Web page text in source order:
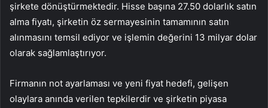
şirkete dönüştürmektedir. Hisse başına 27.50 dolarlık satın
alma fiyatı, şirketin öz sermayesinin tamamının satın
alınmasını temsil ediyor ve işlemin değerini 13 milyar dolar
olarak sağlamlaştırıyor.
Firmanın not ayarlaması ve yeni fiyat hedefi, gelişen
olaylara anında verilen tepkilerdir ve şirketin piyasa